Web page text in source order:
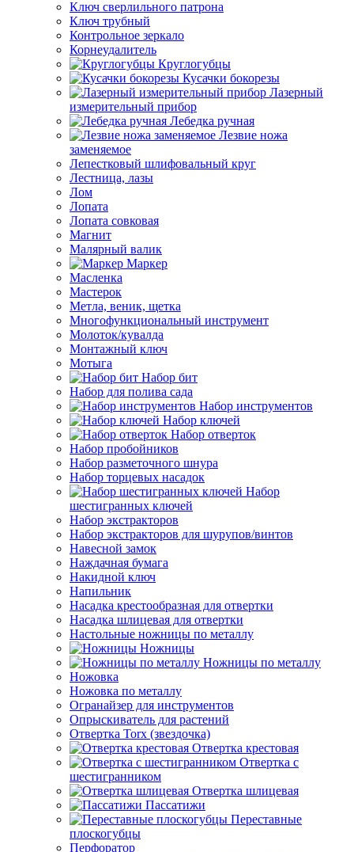
Ключ сверлильного патрона
Ключ трубный
Контрольное зеркало
Корнеудалитель
Круглогубцы
Кусачки бокорезы
Лазерный
измерительный прибор
Лебедка ручная
Лезвие ножа
заменяемое
Лепестковый шлифовальный круг
Лестница, лазы
Лом
Лопата
Лопата совковая
Магнит
Малярный валик
Маркер
Масленка
Мастерок
Метла, веник, щетка
Многофункциональный инструмент
Молоток/кувалда
Монтажный ключ
Мотыга
Набор бит
Набор для полива сада
Набор инструментов
Набор ключей
Набор отверток
Набор пробойников
Набор разметочного шнура
Набор торцевых насадок
Набор
шестигранных ключей
Набор экстракторов
Набор экстракторов для шурупов/винтов
Навесной замок
Наждачная бумага
Накидной ключ
Напильник
Насадка крестообразная для отвертки
Насадка шлицевая для отвертки
Настольные ножницы по металлу
Ножницы
Ножницы по металлу
Ножовка
Ножовка по металлу
Огранайзер для инструментов
Опрыскиватель для растений
Отвертка Torx (звездочка)
Отвертка крестовая
Отвертка с
шестигранником
Отвертка шлицевая
Пассатижи
Переставные
плоскогубцы
Перфоратор